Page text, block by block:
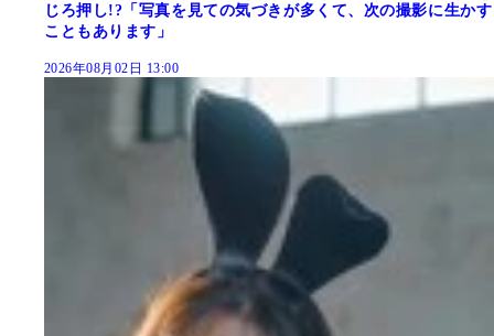
じろ押し!?「写真を見ての気づきが多くて、次の撮影に生かす
こともあります」
2026年08月02日 13:00